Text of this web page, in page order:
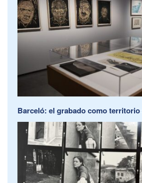
Barceló: el grabado como